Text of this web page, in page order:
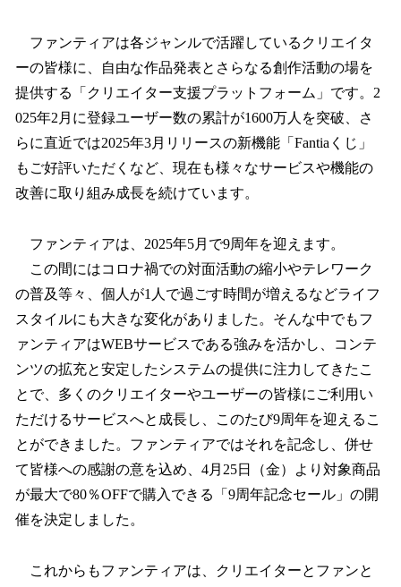
ファンティアは各ジャンルで活躍しているクリエイタ
ーの皆様に、自由な作品発表とさらなる創作活動の場を
提供する「クリエイター支援プラットフォーム」です。2
025年2月に登録ユーザー数の累計が1600万人を突破、さ
らに直近では2025年3月リリースの新機能「Fantiaくじ」
もご好評いただくなど、現在も様々なサービスや機能の
改善に取り組み成長を続けています。
ファンティアは、2025年5月で9周年を迎えます。
この間にはコロナ禍での対面活動の縮小やテレワーク
の普及等々、個人が1人で過ごす時間が増えるなどライフ
スタイルにも大きな変化がありました。そんな中でもフ
ァンティアはWEBサービスである強みを活かし、コンテ
ンツの拡充と安定したシステムの提供に注力してきたこ
とで、多くのクリエイターやユーザーの皆様にご利用い
ただけるサービスへと成長し、このたび9周年を迎えるこ
とができました。ファンティアではそれを記念し、併せ
て皆様への感謝の意を込め、4月25日（金）より対象商品
が最大で80％OFFで購入できる「9周年記念セール」の開
催を決定しました。
これからもファンティアは、クリエイターとファンと